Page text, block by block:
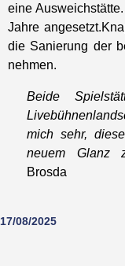
eine
Jahre
die Sanierung der
nehmen.
Beide
mich sehr,
neuem Glanz
Brosda
17/08/2025